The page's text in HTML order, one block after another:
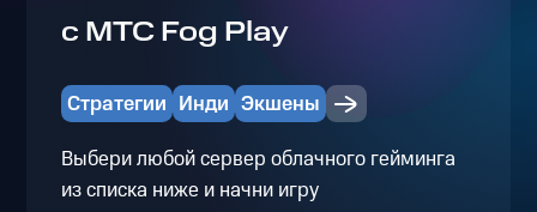
с МТС Fog Play
Стратегии Инди Экшены
Выбери любой сервер облачного гейминга
из списка ниже и начни игру